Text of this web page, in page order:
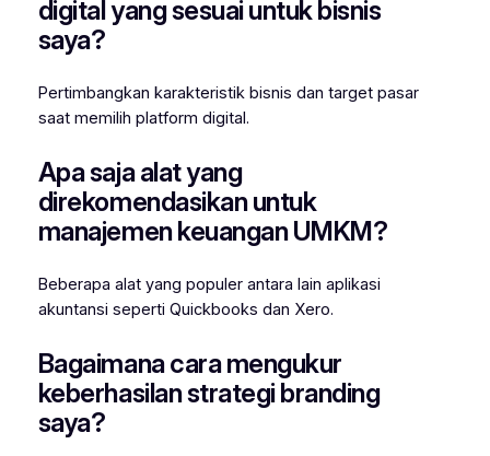
digital yang sesuai untuk bisnis
saya?
Pertimbangkan karakteristik bisnis dan target pasar
saat memilih platform digital.
Apa saja alat yang
direkomendasikan untuk
manajemen keuangan UMKM?
Beberapa alat yang populer antara lain aplikasi
akuntansi seperti Quickbooks dan Xero.
Bagaimana cara mengukur
keberhasilan strategi branding
saya?